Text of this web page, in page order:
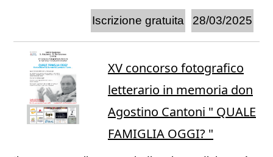
28/03/2025
Iscrizione gratuita
XV concorso fotografico
letterario in memoria don
Agostino Cantoni " QUALE
FAMIGLIA OGGI? "